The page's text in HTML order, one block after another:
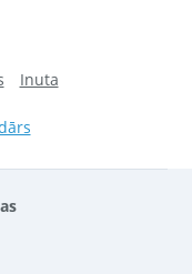
Inuta